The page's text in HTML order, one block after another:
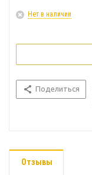
Нет в наличии
Поделиться
Отзывы